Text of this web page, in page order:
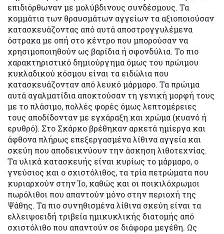
επιδιόρθωναν με μολύβδινους συνδέσμους. Τα
κομμάτια των θραυσμάτων αγγείων τα αξιοποιούσαν
κατασκευάζοντας από αυτά αποστρογγυλέμενα
όστρακα με οπή στο κέντρο που μπορούσαν να
χρησιμοποιηθούν ως βαρίδια ή σφονδύλια. Το πιο
χαρακτηριστικό δημιούργημα όμως του πρώιμου
κυκλαδικού κόσμου είναι τα ειδώλια που
κατασκευάζονταν από λευκό μάρμαρο. Τα πρώιμα
αυτά αγαλματίδια αποκτούσαν τη γενική μορφή τους
με το πλάσιμο, πολλές φορές όμως λεπτομέρειες
τους αποδίδονταν με εγχάραξη και χρώμα (κυανό ή
ερυθρό). Στο Σκάρκο βρέθηκαν αρκετά ημίεργα και
άφθονα πλήρως επεξεργασμένα λίθινα αγγεία και
σκεύη που αποδεικνύουν την άσκηση λιθοτεχνίας.
Τα υλικά κατασκευής είναι κυρίως το μάρμαρο, ο
γνεύσιος και ο σχιστόλιθος, τα τρία πετρώματα που
κυριαρχούν στην Ίο, καθώς και οι ποικιλόχρωμοι
πωρόλιθοι που απαντούν μόνο στην περιοχή της
Ψάθης. Τα πιο συνηθισμένα λίθινα σκεύη είναι τα
ελλειψοειδή τριβεία ημικυκλικής διατομής από
σχιστόλιθο που απαντούν σε διάφορα μεγέθη. Ως